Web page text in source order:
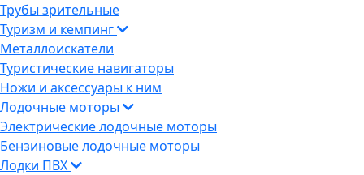
Трубы зрительные
Туризм и кемпинг
Металлоискатели
Туристические навигаторы
Ножи и аксессуары к ним
Лодочные моторы
Электрические лодочные моторы
Бензиновые лодочные моторы
Лодки ПВХ